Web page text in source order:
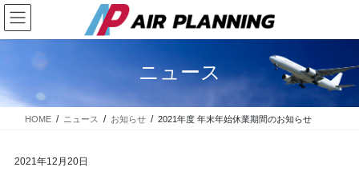
コ
ン
テ
に
移
ナ
ビ
ゲ
ョ
ン
ニュース
HOME ニュース お知らせ 2021年度 年末年始休業期間のお知らせ
2021年12月20日